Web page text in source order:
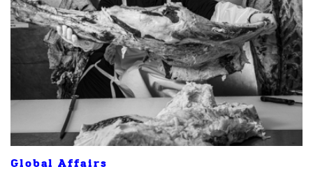
Global Affairs
SHARE TWEET LINE EMAIL